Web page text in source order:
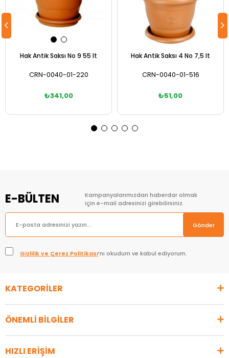
Hak Antik Saksı No 9 55 lt
CRN-0040-01-220
₺341,00
Hak Antik Saksı 4 No 7,5 lt
CRN-0040-01-516
₺51,00
E-BÜLTEN
Kampanyalarımızdan haberdar olmak
için e-mail adresinizi girebilirsiniz.
Gönder
Gizlilik ve Çerez Politikası’nı okudum ve kabul ediyorum.
KATEGORİLER
ÖNEMLİ BİLGİLER
HIZLI ERİŞİM